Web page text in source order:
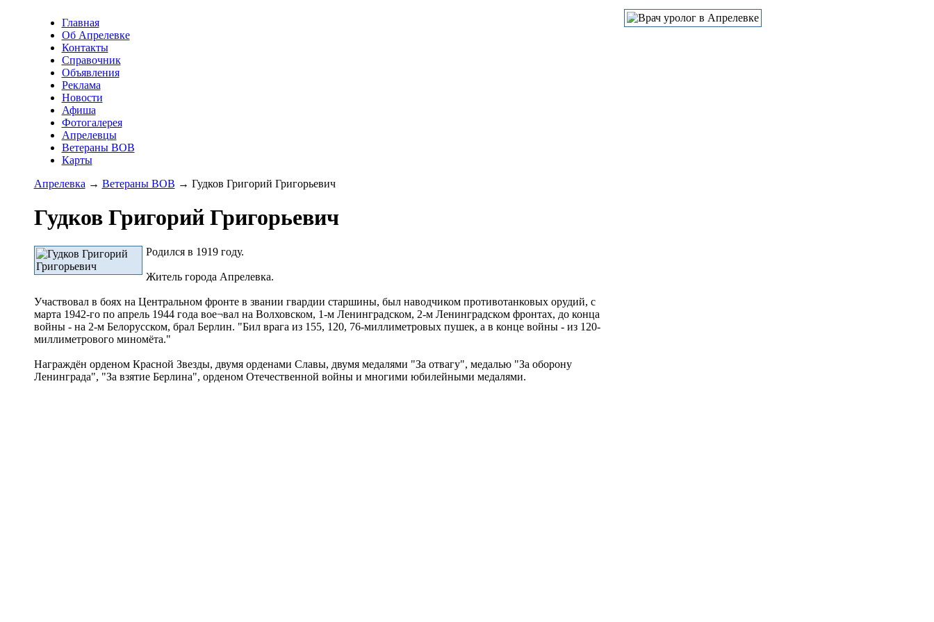
Главная
Об Апрелевке
Контакты
Справочник
Объявления
Реклама
Новости
Афиша
Фотогалерея
Апрелевцы
Ветераны ВОВ
Карты
Апрелевка → Ветераны ВОВ → Гудков Григорий Григорьевич
Гудков Григорий Григорьевич
Родился в 1919 году.
Житель города Апрелевка.
Участвовал в боях на Центральном фронте в звании гвардии старшины, был наводчиком противотанковых орудий, с
марта 1942-го по апрель 1944 года вое¬вал на Волховском, 1-м Ленинградском, 2-м Ленинградском фронтах, до конца
войны - на 2-м Белорусском, брал Берлин. "Бил врага из 155, 120, 76-миллиметровых пушек, а в конце войны - из 120-
миллиметрового миномёта."
Награждён орденом Красной Звезды, двумя орденами Славы, двумя медалями "За отвагу", медалью "За оборону
Ленинграда", "За взятие Берлина", орденом Отечественной войны и многими юбилейными медалями.